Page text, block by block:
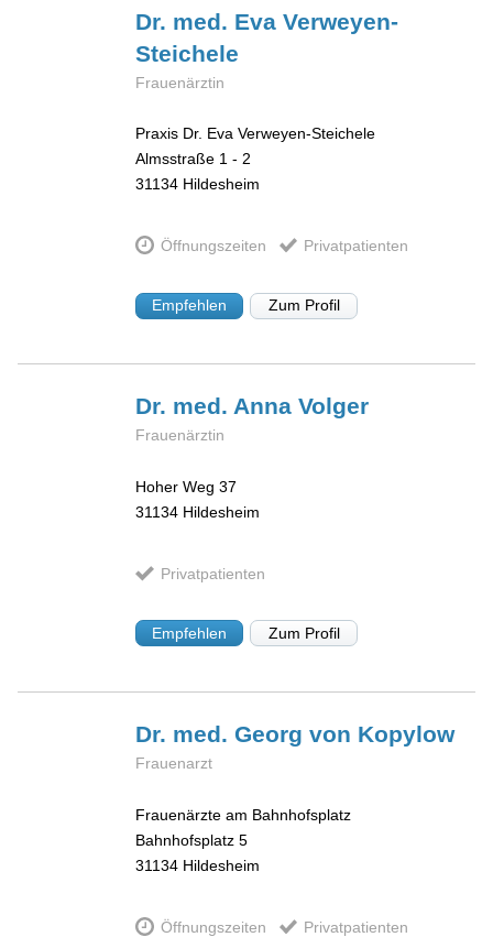
Dr. med. EvaVerweyen-
Steichele
Frauenärztin
Praxis Dr. Eva Verweyen-Steichele
Almsstraße 1 - 2
31134 Hildesheim
Öffnungszeiten Privatpatienten
Empfehlen Zum Profil
Dr. med. AnnaVolger
Frauenärztin
Hoher Weg 37
31134 Hildesheim
Privatpatienten
Empfehlen Zum Profil
Dr. med. Georgvon Kopylow
Frauenarzt
Frauenärzte am Bahnhofsplatz
Bahnhofsplatz 5
31134 Hildesheim
Öffnungszeiten Privatpatienten